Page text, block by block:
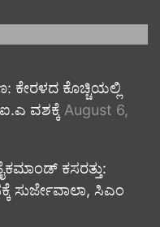
ಕೇರಳದ ಕೊಚ್ಚಿಯಲ್ಲಿ
ವಶಕ್ಕೆ August 6,
ಕಸರತ್ತು:
ಸುರ್ಜೇವಾಲಾ, ಸಿಎಂ